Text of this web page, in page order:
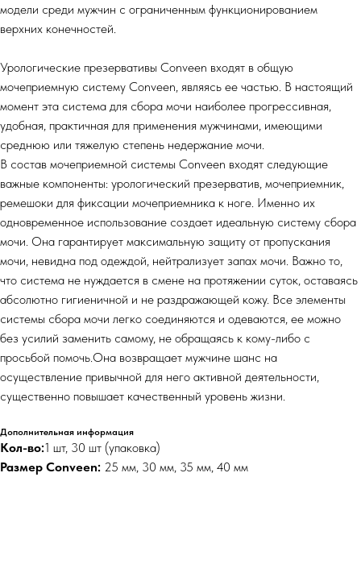
модели среди мужчин с ограниченным функционированием
верхних конечностей.
Урологические презервативы Conveen входят в общую
мочеприемную систему Conveen, являясь ее частью. В настоящий
момент эта система для сбора мочи наиболее прогрессивная,
удобная, практичная для применения мужчинами, имеющими
среднюю или тяжелую степень недержание мочи.
В состав мочеприемной системы Conveen входят следующие
важные компоненты: урологический презерватив, мочеприемник,
ремешоки для фиксации мочеприемника к ноге. Именно их
одновременное использование создает идеальную систему сбора
мочи. Она гарантирует максимальную защиту от пропускания
мочи, невидна под одеждой, нейтрализует запах мочи. Важно то,
что система не нуждается в смене на протяжении суток, оставаясь
абсолютно гигиеничной и не раздражающей кожу. Все элементы
системы сбора мочи легко соединяются и одеваются, ее можно
без усилий заменить самому, не обращаясь к кому-либо с
просьбой помочь.Она возвращает мужчине шанс на
осуществление привычной для него активной деятельности,
существенно повышает качественный уровень жизни.
Дополнительная информация
Кол-во:1 шт, 30 шт (упаковка)
Размер Conveen: 25 мм, 30 мм, 35 мм, 40 мм